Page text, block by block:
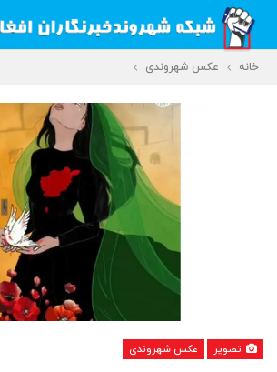
خانه عکس شهروندی
تصویر عکس شهروندی